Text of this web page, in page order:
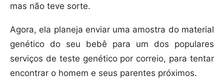
mas não teve sorte.
Agora, ela planeja enviar uma amostra do material
genético do seu bebê para um dos populares
serviços de teste genético por correio, para tentar
encontrar o homem e seus parentes próximos.